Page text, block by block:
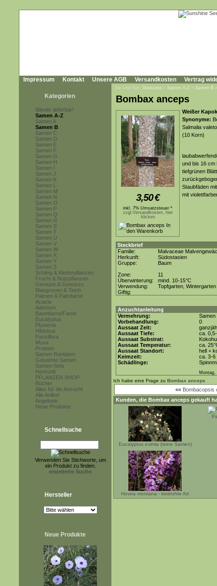
Impressum Kontakt Unsere AGB Versandkosten Vertrag
Kategorien
Wieder lieferbar!
Samen A-Z
Samen A
Samen B
Samen C
Samen D
Samen E
Samen F
Samen G
Samen H
Samen I
Samen J
Samen K
Samen L
Samen M
Samen N
Samen O
Samen P
Samen Q
Samen R
Samen S
Samen T
Samen U
Samen V
Samen W
Samen X
Samen Y
Samen Z
Schling & Kletterpflanzen
Frucht & Nutzpflanzen
Gemüse & Gewürze
Mangroven & Teich
Palmen & Palmfarne
Acacia
Adenium
Baumfarne/Farne
Eucalyptus
Plumeria
Hibiskus
Passiflora
Musa
Proteen
Samen-Raritäten
Gekeimte Samen
Samen-Sets
Herkunft
PFLANZEN SHOP
Bücher
Alles für die Anzucht
Alle Artikel
Angebote
Neue Produkte
Schnellsuche
Verwenden Sie Stichworte, um
ein Produkt zu finden.
erweiterte Suche
Hersteller
Neue Produkte
Sie sind hier: Startseite » Samen A-Z » Samen B
Bombax anceps
3,50€
inkl. 7% Umsatzsteuer *
zzgl.Versandkosten, hier
klicken
Weißer
Synonyme:
Salmalia
(10 Korn)
und bis 16 cm
tiefgrünen
Staubfäden
mit
Steckbrief
Familie:
Malvaceae
Herkunft:
Südostasien
Gruppe:
Baum
Zone:
11
Überwinterung:
mind. 10-15°C
Verwendung:
Topfgarten, Wintergarten
Giftig:
Anzuchtanleitung
Vermehrung:
Samen
Vorbehandlung:
0
Aussaat Zeit:
Aussaat Tiefe:
ca.
Aussaat Substrat:
Aussaat Temperatur:
ca.
Aussaat Standort:
hell +
Keimzeit:
ca. 3-6
Schädlinge:
Montag,
Ich habe eine Frage zu Bombax anceps
«« Bombacopsis
Kunden, die Bombax anceps gekauft
Eucalyptus eximia (reine Samen)
Hovea montana - bedrohte Art